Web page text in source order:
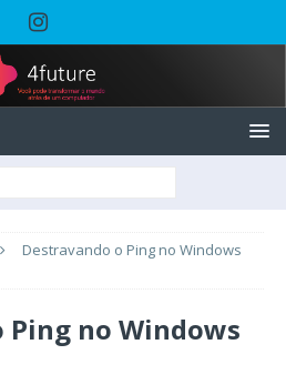
Destravando o Ping no Windows
Ping no Windows